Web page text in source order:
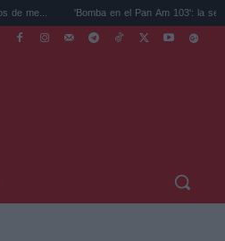
'Bomba en el Pan Am 103': la serie de Netflix